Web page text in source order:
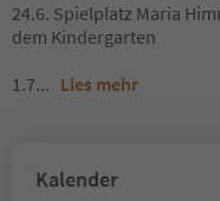
24.6. Spielplatz Maria
dem Kindergarten
1.7... Lies mehr
Kalender